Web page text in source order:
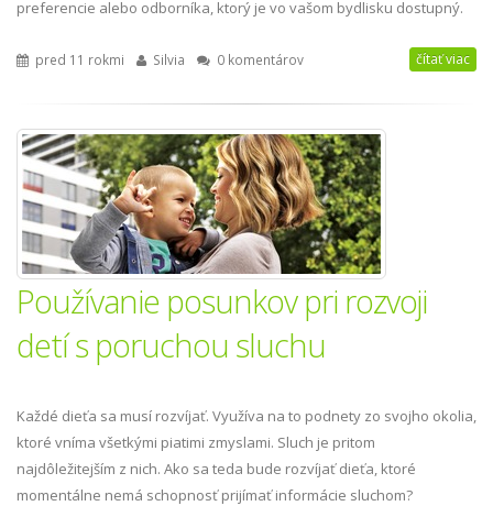
preferencie alebo odborníka, ktorý je vo vašom bydlisku dostupný.
pred 11 rokmi Silvia 0 komentárov čítať viac
Používanie posunkov pri rozvoji
detí s poruchou sluchu
Každé dieťa sa musí rozvíjať. Využíva na to podnety zo svojho okolia,
ktoré vníma všetkými piatimi zmyslami. Sluch je pritom
najdôležitejším z nich. Ako sa teda bude rozvíjať dieťa, ktoré
momentálne nemá schopnosť prijímať informácie sluchom?